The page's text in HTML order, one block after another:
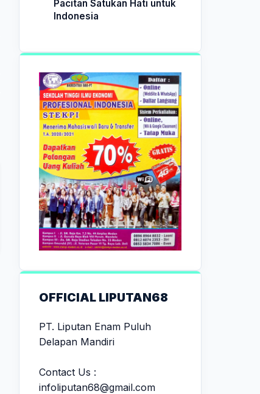
Pacitan Satukan Hati untuk
Indonesia
OFFICIAL LIPUTAN68
PT. Liputan Enam Puluh
Delapan Mandiri
Contact Us :
infoliputan68@gmail.com